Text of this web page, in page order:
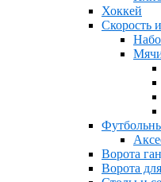
Хоккей
Скорость
Ворота
Ворота